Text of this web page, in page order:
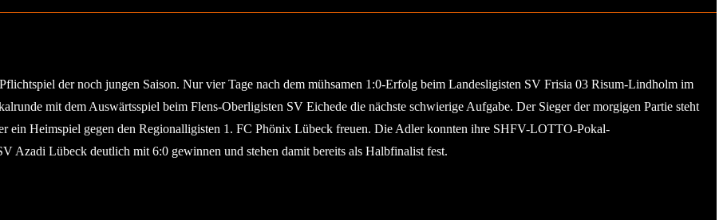
der noch jungen Saison. Nur vier Tage nach dem mühsamen 1:0-Erfolg beim Landesligisten SV Frisia 03 Risum-Lindholm im
mit dem Auswärtsspiel beim Flens-Oberligisten SV Eichede die nächste schwierige Aufgabe. Der Sieger der morgigen Partie steht
ein Heimspiel gegen den Regionalligisten 1. FC Phönix Lübeck freuen. Die Adler konnten ihre SHFV-LOTTO-Pokal-
Azadi Lübeck deutlich mit 6:0 gewinnen und stehen damit bereits als Halbfinalist fest.